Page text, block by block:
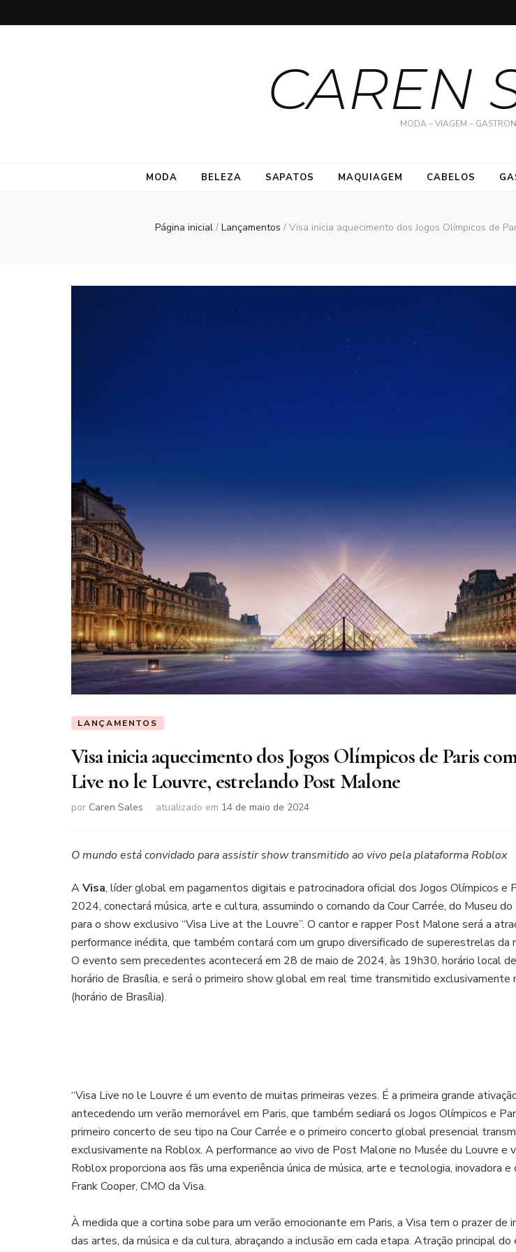
CAREN
MODA – VIAGEM –
MODA BELEZA SAPATOS MAQUIAGEM CABELOS
Página inicial / Lançamentos / Visa inicia aquecimento dos Jogos Olímpicos de
LANÇAMENTOS
Visa inicia aquecimento dos Jogos Olímpicos de Paris
Live no le Louvre, estrelando Post Malone
por Caren Sales atualizado em 14 de maio de 2024
O mundo está convidado para assistir show transmitido ao vivo pela plataforma Roblox
AVisa, líder global em pagamentos digitais e patrocinadora oficial dos Jogos Olímpicos e
2024, conectará música, arte e cultura, assumindo o comando da Cour Carrée, do Museu do
para o show exclusivo “Visa Live at the Louvre”. O cantor e rapper Post Malone será a
performance inédita, que também contará com um grupo diversificado de superestrelas da
O evento sem precedentes acontecerá em 28 de maio de 2024, às 19h30, horário local
horário de Brasília, e será o primeiro show global em real time transmitido exclusivamente
(horário de Brasília).
“Visa Live no le Louvre é um evento de muitas primeiras vezes. É a primeira grande
antecedendo um verão memorável em Paris, que também sediará os Jogos Olímpicos e
primeiro concerto de seu tipo na Cour Carrée e o primeiro concerto global presencial
exclusivamente na Roblox. A performance ao vivo de Post Malone no Musée du Louvre e
Roblox proporciona aos fãs uma experiência única de música, arte e tecnologia, inovadora e
Frank Cooper, CMO da Visa.
À medida que a cortina sobe para um verão emocionante em Paris, a Visa tem o prazer de
das artes, da música e da cultura, abraçando a inclusão em cada etapa. Atração principal